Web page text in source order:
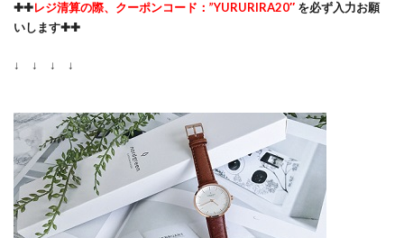
✚✚レジ清算の際、クーポンコード：”YURURIRA20″ を必ず入力お願
いします✚✚
↓ ↓ ↓ ↓